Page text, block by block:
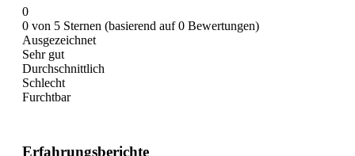
0
0 von 5 Sternen (basierend auf 0 Bewertungen)
Ausgezeichnet
Sehr gut
Durchschnittlich
Schlecht
Furchtbar
Erfahrungsberichte